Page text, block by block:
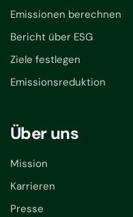
Emissionen berechnen
Bericht über ESG
Ziele festlegen
Emissionsreduktion
Über uns
Mission
Karrieren
Presse